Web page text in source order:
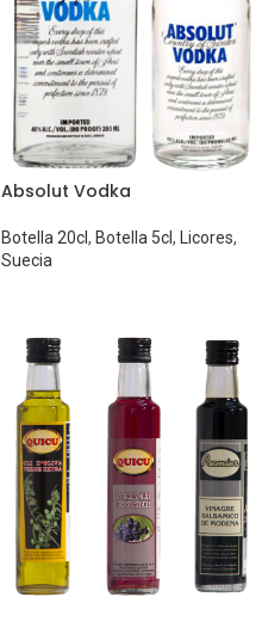
Absolut Vodka
Botella 20cl, Botella 5cl, Licores,
Suecia